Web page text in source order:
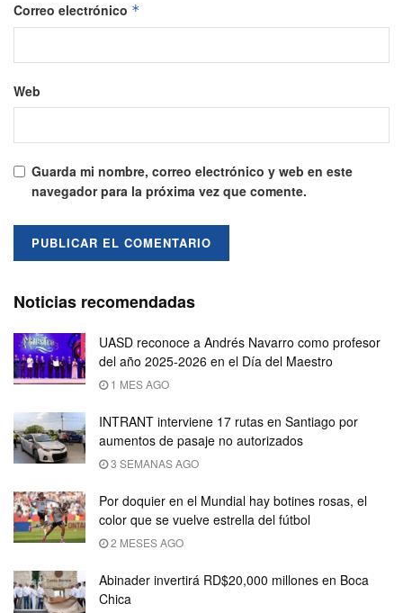
Correo electrónico *
Web
Guarda mi nombre, correo electrónico y web en este
navegador para la próxima vez que comente.
Noticias recomendadas
UASD reconoce a Andrés Navarro como profesor
del año 2025-2026 en el Día del Maestro
1 MES AGO
INTRANT interviene 17 rutas en Santiago por
aumentos de pasaje no autorizados
3 SEMANAS AGO
Por doquier en el Mundial hay botines rosas, el
color que se vuelve estrella del fútbol
2 MESES AGO
Abinader invertirá RD$20,000 millones en Boca
Chica